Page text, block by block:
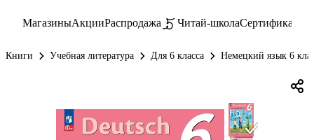
МагазиныАкцииРаспродажа Читай-школаСертификаты
Книги Учебная литература Для 6 класса Немецкий язык 6